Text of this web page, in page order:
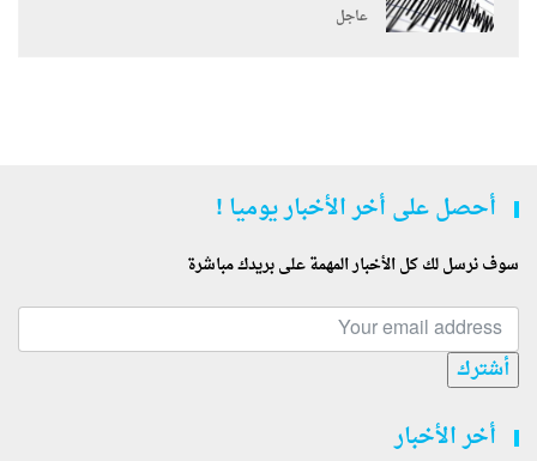
عاجل
أحصل على أخر الأخبار يوميا !
سوف نرسل لك كل الأخبار المهمة على بريدك مباشرة
أشترك
أخر الأخبار